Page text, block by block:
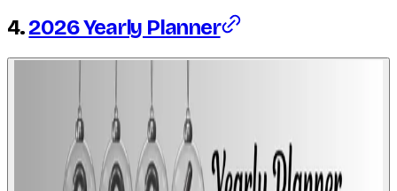
4.2026 Yearly Planner